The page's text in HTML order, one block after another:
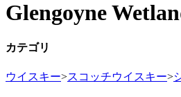
Glengoyne
カテゴリ
ウイスキー>スコッチウイスキー>